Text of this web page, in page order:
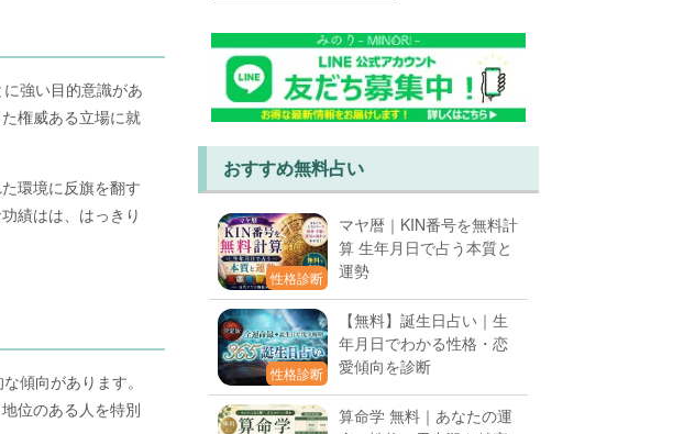
強い目的意識があ
権威ある立場に就
環境に反旗を翻す
績はは、はっきり
傾向があります。
位のある人を特別
おすすめ無料占い
性格診断
マヤ暦｜KIN番号を無料計
算 生年月日で占う本質と
運勢
性格診断
【無料】誕生日占い｜生
年月日でわかる性格・恋
愛傾向を診断
算命学 無料｜あなたの運